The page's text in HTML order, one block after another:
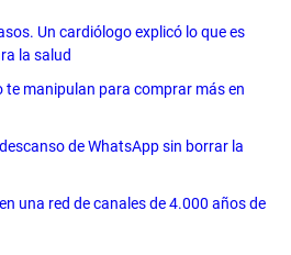
Un cardiólogo explicó lo que es
la salud
te manipulan para comprar más en
de WhatsApp sin borrar la
una red de canales de 4.000 años de